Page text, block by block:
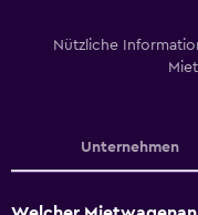
Nützliche
Unternehmen